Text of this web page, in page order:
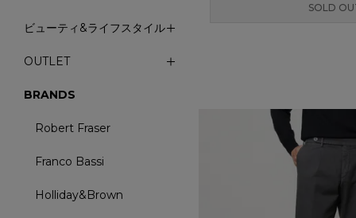
ビューティ&ライフスタイル
OUTLET
BRANDS
Robert Fraser
Franco Bassi
Holliday&Brown
SOLD